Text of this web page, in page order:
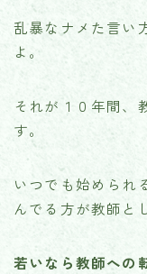
乱暴なナメた言い
よ。
それが１０年間、
す。
いつでも始められ
んでる方が教師と
若いなら教師への